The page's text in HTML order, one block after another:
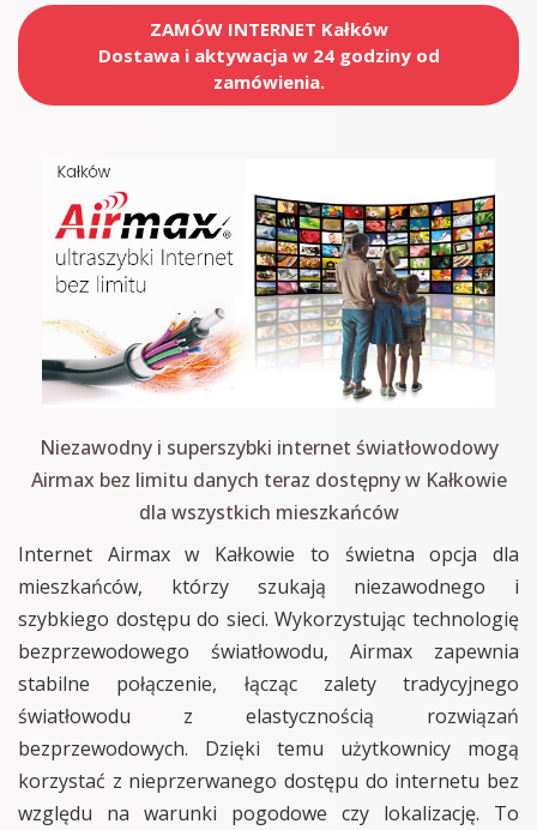
ZAMÓW INTERNET Kałków
Dostawa i aktywacja w 24 godziny od
zamówienia.
Niezawodny i superszybki internet światłowodowy
Airmax bez limitu danych teraz dostępny w Kałkowie
dla wszystkich mieszkańców
Internet Airmax w Kałkowie to świetna opcja dla
mieszkańców, którzy szukają niezawodnego i
szybkiego dostępu do sieci. Wykorzystując technologię
bezprzewodowego światłowodu, Airmax zapewnia
stabilne połączenie, łącząc zalety tradycyjnego
światłowodu z elastycznością rozwiązań
bezprzewodowych. Dzięki temu użytkownicy mogą
korzystać z nieprzerwanego dostępu do internetu bez
względu na warunki pogodowe czy lokalizację. To